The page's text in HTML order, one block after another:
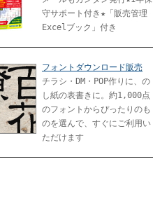
守サポート付き★「販売管理
Excelブック」付き
フォントダウンロード販売
チラシ・DM・POP作りに、の
し紙の表書きに。約1,000点
のフォントからぴったりのも
のを選んで、すぐにご利用い
ただけます